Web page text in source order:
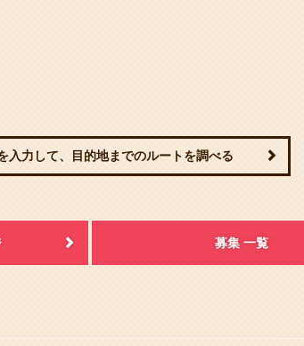
入力して、目的地までのルートを調べる
募集 一覧